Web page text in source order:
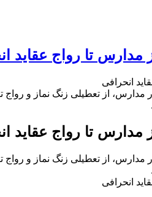
مدارس تا رواج عقاید
انحرافی
مدارس، از تعطیلی زنگ نماز و
تا رواج عقاید
مدارس، از تعطیلی زنگ نماز و
انحرافی